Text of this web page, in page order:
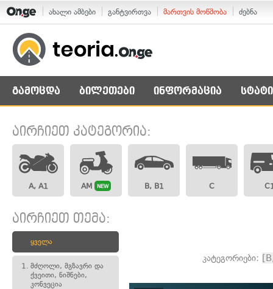
ახალი ამბები განტვირთვა მართვის მოწმობა ძებნა
გამოცდა ბილეთები ინფორმაცია
აირჩიეთ კატეგორია:
A, A1 AM NEW B, B1 C
აირჩიეთ თემა:
ყველა
1. მძღოლი, მგზავრი და
ქვეითი, ნიშნები,
კონვეცია
კატეგორიები: